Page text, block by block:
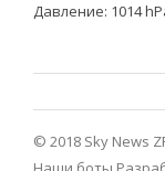
Давление: 1014
© 2018 Sky News